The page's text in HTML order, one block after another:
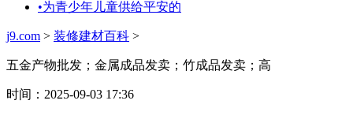
•为青少年儿童供给平安的
j9.com > 装修建材百科 >
五金产物批发；金属成品发卖；竹成品发卖；高
时间：2025-09-03 17:36